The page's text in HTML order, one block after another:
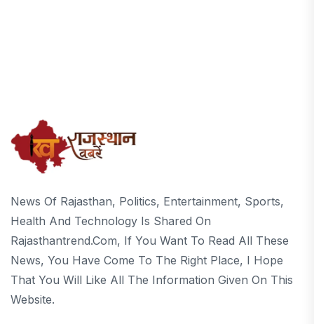
News Of Rajasthan, Politics, Entertainment, Sports,
Health And Technology Is Shared On
Rajasthantrend.com, If You Want To Read All These
News, You Have Come To The Right Place, I Hope
That You Will Like All The Information Given On This
Website.